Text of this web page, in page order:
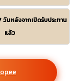
วันหลังจากเปิดรับประทาน
แล้ว